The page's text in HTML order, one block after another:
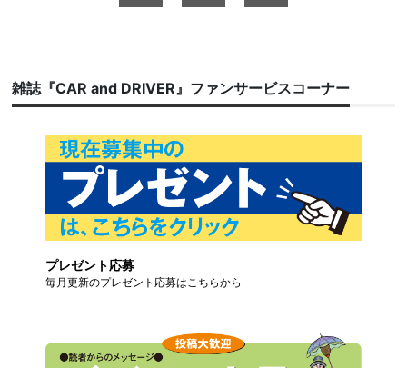
雑誌『CAR and DRIVER』ファンサービスコーナー
プレゼント応募
毎月更新のプレゼント応募はこちらから